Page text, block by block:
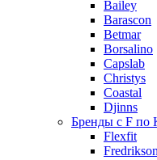
Bailey
Barascon
Betmar
Borsalino
Capslab
Christys
Coastal
Djinns
Бренды с F по
Flexfit
Fredrikson